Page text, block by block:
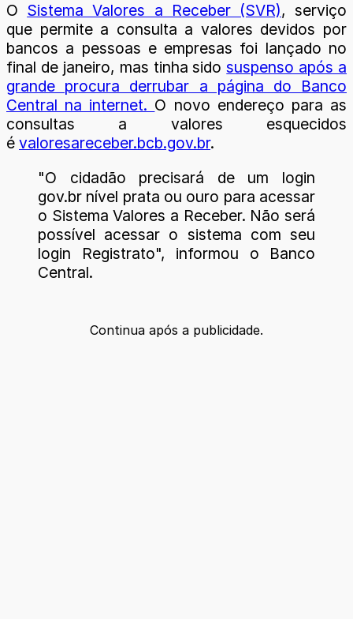
O Sistema Valores a Receber (SVR), serviço
que permite a consulta a valores devidos por
bancos a pessoas e empresas foi lançado no
final de janeiro, mas tinha sidosuspenso após a
grande procura derrubar a página do Banco
Central na internet. O novo endereço para as
consultas a valores esquecidos
é valoresareceber.bcb.gov.br.
"O cidadão precisará de um login
gov.br nível prata ou ouro para acessar
o Sistema Valores a Receber. Não será
possível acessar o sistema com seu
login Registrato", informou o Banco
Central.
Continua após a publicidade.